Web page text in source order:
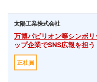
太陽工業株式会社
万博パビリオン等シンボ
ップ企業でSNS広報を担う
正社員